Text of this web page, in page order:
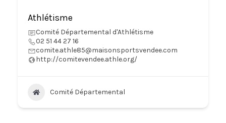
Athlétisme
Comité Départemental d'Athlétisme
02 51 44 27 16
comite.athle85@maisonsportsvendee.com
http://comitevendee.athle.org/
Comité Départemental